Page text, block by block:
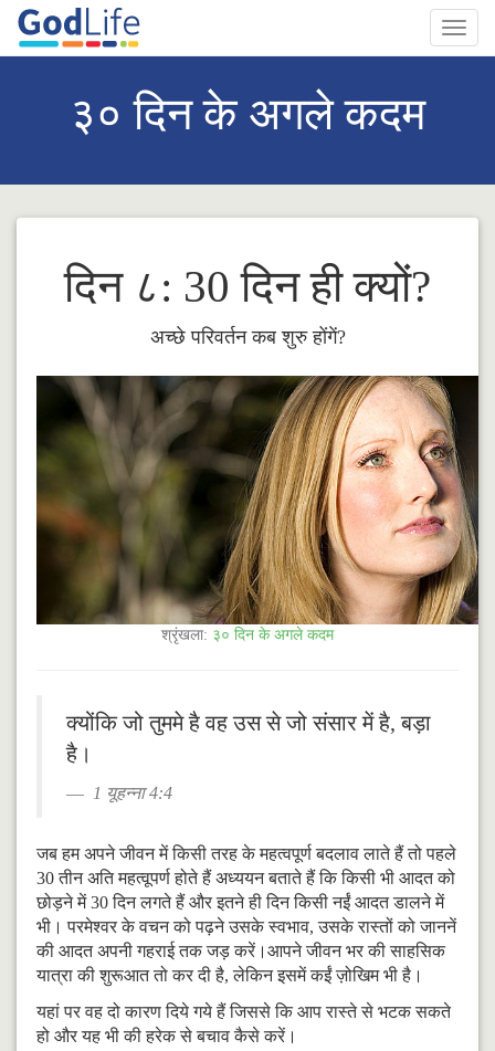
३० दिन के अगले कदम
दिन ८: 30 दिन ही क्यों?
अच्छे परिवर्तन कब शुरु होंगें?
श्रृंखला: ३० दिन के अगले कदम
क्योंकि जो तुममे है वह उस से जो संसार में है, बड़ा
है।
1 यूहन्ना 4:4
जब हम अपने जीवन में किसी तरह के महत्वपूर्ण बदलाव लाते हैं तो पहले
30 तीन अति महत्वूपर्ण होते हैं अध्ययन बताते हैं कि किसी भी आदत को
छोड़ने में 30 दिन लगते हैं और इतने ही दिन किसी नईं आदत डालने में
भी। परमेश्वर के वचन को पढ़ने उसके स्वभाव, उसके रास्तों को जाननें
की आदत अपनी गहराई तक जड़ करें।आपने जीवन भर की साहसिक
यात्रा की शुरूआत तो कर दी है, लेकिन इसमें कईं ज़ोखिम भी है।
यहां पर वह दो कारण दिये गये हैं जिससे कि आप रास्ते से भटक सकते
हो और यह भी की हरेक से बचाव कैसे करें।